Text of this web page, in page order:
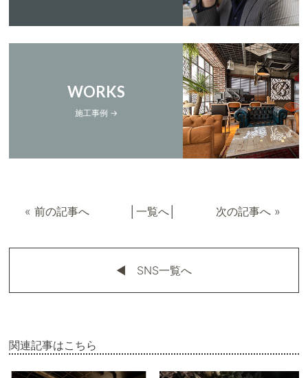
WORKS
施工事例 →
« 前の記事へ 一覧へ│ 次の記事へ»
◀︎ SNS一覧へ
関連記事はこちら